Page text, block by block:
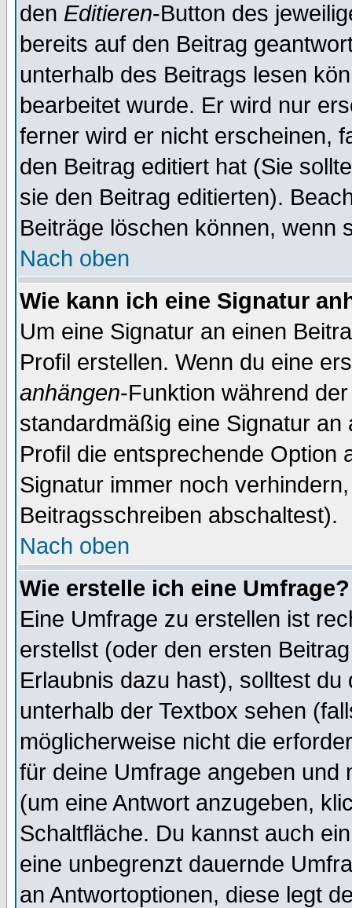
den Editieren-Button des
bereits auf den Beitrag
unterhalb des Beitrags lesen
bearbeitet wurde. Er wird nur
ferner wird er nicht erscheinen,
den Beitrag editiert hat (Sie
sie den Beitrag editierten).
Beiträge löschen können, wenn
Nach oben
Wie kann ich eine Signatur
Um eine Signatur an einen
Profil erstellen. Wenn du eine
anhängen-Funktion während
standardmäßig eine Signatur
Profil die entsprechende Option
Signatur immer noch
Beitragsschreiben abschaltest).
Nach oben
Wie erstelle ich eine Umfrage?
Eine Umfrage zu erstellen ist
erstellst (oder den ersten
Erlaubnis dazu hast), solltest
unterhalb der Textbox sehen
möglicherweise nicht die
für deine Umfrage angeben und
(um eine Antwort anzugeben,
Schaltfläche. Du kannst auch
eine unbegrenzt dauernde
an Antwortoptionen, diese legt